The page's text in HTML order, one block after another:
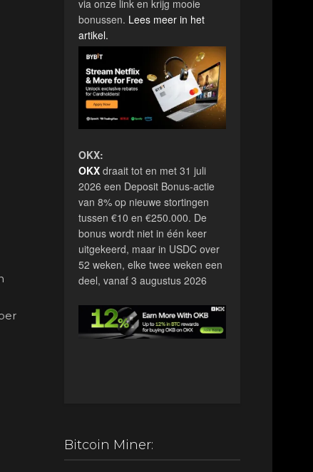
via onze link en krijg mooie
bonussen. Lees meer in het
artikel.
OKX:
OKXdraait tot en met 31 juli
2026 een Deposit Bonus-actie
van 8% op nieuwe stortingen
tussen €10 en €250.000. De
bonus wordt niet in één keer
uitgekeerd, maar in USDC over
52 weken, elke twee weken een
deel, vanaf 3 augustus 2026
Bitcoin Miner: